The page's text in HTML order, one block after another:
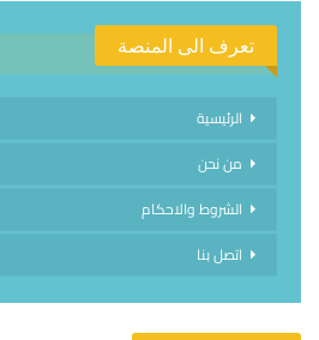
تعرف الى المنصة
الرئيسية
من نحن
الشروط والاحكام
اتصل بنا